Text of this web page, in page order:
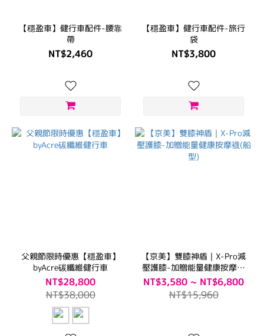
【穩盈車】健行車配件-腰靠
帶
NT$2,460
【穩盈車】健行車配件-旅行
袋
NT$3,800
父親節限時優惠【穩盈車】
byAcre碳纖維健行車
NT$28,800
NT$38,000
【京美】雙膝神盾｜X-Pro減
壓護膝-加贈能量健康按摩襪
(船型)
NT$3,580 ~ NT$6,800
NT$15,960